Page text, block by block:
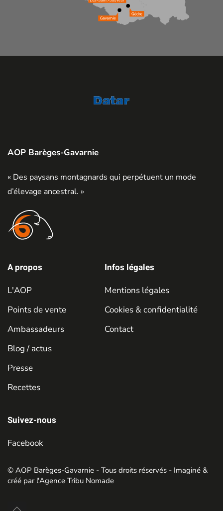
AOP Barèges-Gavarnie
« Des paysans montagnards qui perpétuent un mode
d’élevage ancestral. »
A propos
L'AOP
Points de vente
Ambassadeurs
Blog / actus
Presse
Recettes
Infos légales
Mentions légales
Cookies & confidentialité
Contact
Suivez-nous
Facebook
© AOP Barèges-Gavarnie - Tous droits réservés - Imaginé &
créé par l'Agence Tribu Nomade